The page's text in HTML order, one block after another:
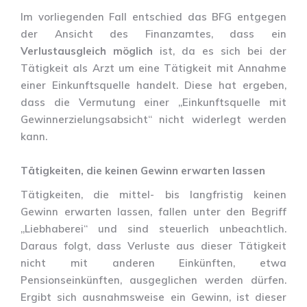
Im vorliegenden Fall entschied das BFG entgegen
der Ansicht des Finanzamtes, dass ein
Verlustausgleich möglich ist, da es sich bei der
Tätigkeit als Arzt um eine Tätigkeit mit Annahme
einer Einkunftsquelle handelt. Diese hat ergeben,
dass die Vermutung einer „Einkunftsquelle mit
Gewinnerzielungsabsicht“ nicht widerlegt werden
kann.
Tätigkeiten, die keinen Gewinn erwarten lassen
Tätigkeiten, die mittel- bis langfristig keinen
Gewinn erwarten lassen, fallen unter den Begriff
„Liebhaberei“ und sind steuerlich unbeachtlich.
Daraus folgt, dass Verluste aus dieser Tätigkeit
nicht mit anderen Einkünften, etwa
Pensionseinkünften, ausgeglichen werden dürfen.
Ergibt sich ausnahmsweise ein Gewinn, ist dieser